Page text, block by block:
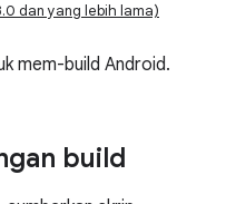
dan yang lebih lama)
mem-build Android.
build